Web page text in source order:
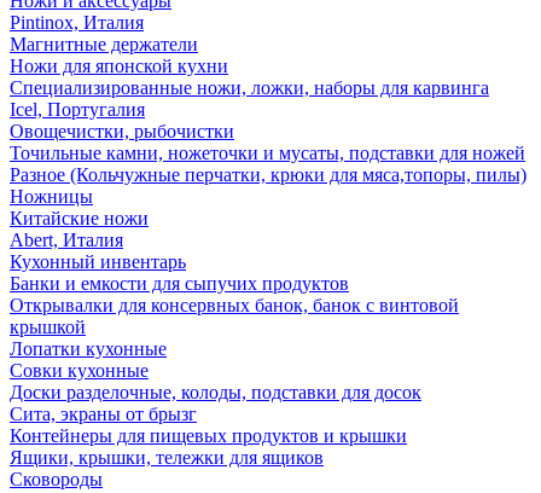
Pintinox, Италия
Магнитные держатели
Ножи для японской кухни
Специализированные ножи, ложки, наборы для карвинга
Icel, Португалия
Овощечистки, рыбочистки
Точильные камни, ножеточки и мусаты, подставки для ножей
Разное (Кольчужные перчатки, крюки для мяса,топоры, пилы)
Ножницы
Китайские ножи
Abert, Италия
Кухонный инвентарь
Банки и емкости для сыпучих продуктов
Открывалки для консервных банок, банок с винтовой
крышкой
Лопатки кухонные
Совки кухонные
Доски разделочные, колоды, подставки для досок
Сита, экраны от брызг
Контейнеры для пищевых продуктов и крышки
Ящики, крышки, тележки для ящиков
Сковороды